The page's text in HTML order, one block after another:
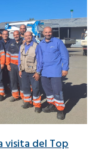
visita del Top